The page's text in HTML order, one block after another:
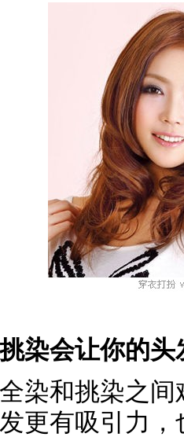
染会让你的头
和挑染之间
更有吸引力